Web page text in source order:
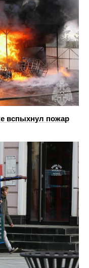
вспыхнул пожар